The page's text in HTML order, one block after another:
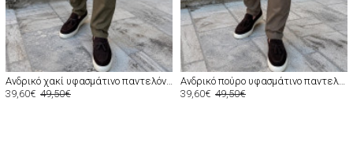
Ανδρικό χακί υφασμάτινο παντελόνι Chinos D1351X
39,60€ 49,50€
Ανδρικό πούρο υφασμάτινο παντελόνι Chinos D1354
39,60€ 49,50€